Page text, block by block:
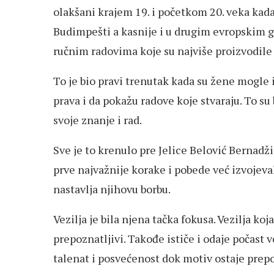
olakšani krajem 19. i početkom 20. veka
Budimpešti a kasnije i u drugim evropskim
ručnim radovima koje su najviše proizvodile
To je bio pravi trenutak kada su žene mogle
prava i da pokažu radove koje stvaraju. To
svoje znanje i rad.
Sve je to krenulo pre Jelice Belović
prve najvažnije korake i pobede već
nastavlja njihovu borbu.
Vezilja je bila njena tačka fokusa. Vezilja
prepoznatljivi. Takođe ističe i odaje počast
talenat i posvećenost dok motiv ostaje